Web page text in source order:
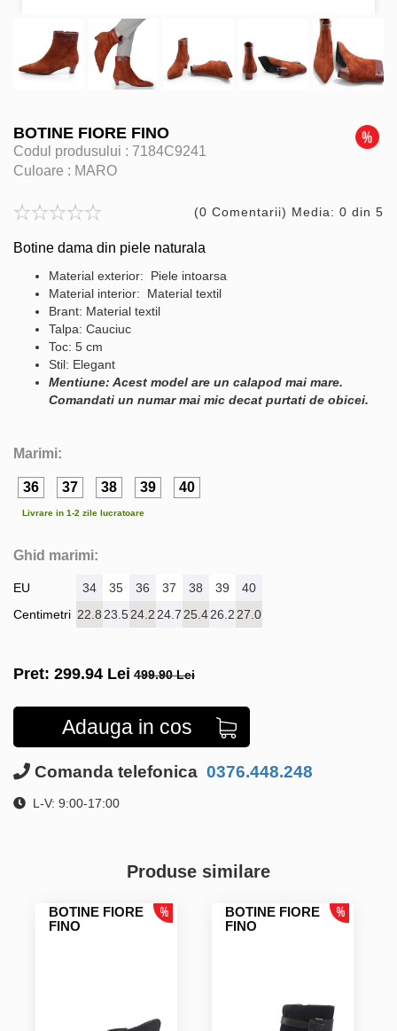
BOTINE FIORE FINO
Codul produsului : 7184C9241
Culoare : MARO
(0 Comentarii) Media: 0 din 5
Botine dama din piele naturala
Material exterior: Piele intoarsa
Material interior: Material textil
Brant: Material textil
Talpa: Cauciuc
Toc: 5 cm
Stil: Elegant
Mentiune: Acest model are un calapod mai mare.
Comandati un numar mai mic decat purtati de obicei.
Marimi:
36 37 38 39 40
Livrare in 1-2 zile lucratoare
Ghid marimi:
EU
Centimetri
34 35 36 37 38 39
40
22.8 23.524.2 24.7 25.426.2 27.0
Pret: 299.94 Lei 499.90 Lei
Adauga in cos
Comanda telefonica 0376.448.248
L-V: 9:00-17:00
Produse similare
BOTINE FIORE
FINO
BOTINE FIORE
FINO